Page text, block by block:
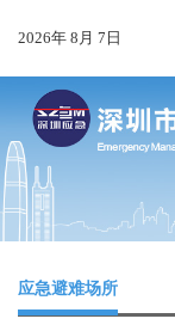
2026年 8 月 7 日
应急避难场所